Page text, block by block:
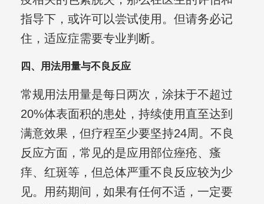
指导下，或许可以尝试使用。但请务必记
住，适应症需要专业判断。
四、用法用量与不良反应
常规用法用量是每日两次，涂抹于不超过
20%体表面积的患处，持续使用直至达到
满意效果，但疗程至少要坚持24周。不良
反应方面，常见的是应用部位痤疮、瘙
痒、红斑等，但总体严重不良反应较为少
见。用药期间，如果有任何不适，一定要